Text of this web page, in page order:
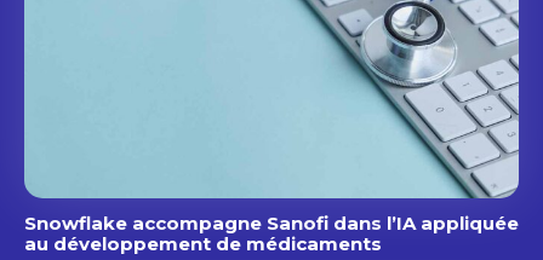
Snowflake accompagne Sanofi dans l’IA appliquée
au développement de médicaments